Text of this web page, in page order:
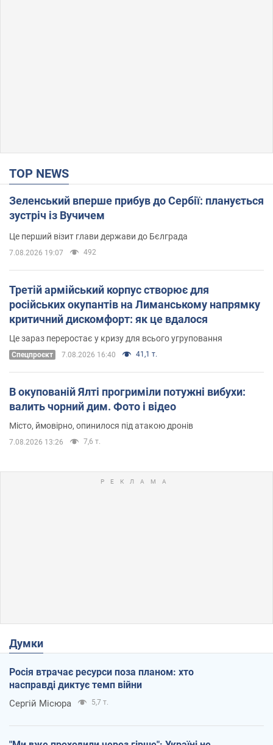
TOP NEWS
Зеленський вперше прибув до Сербії: планується
зустріч із Вучичем
Це перший візит глави держави до Бєлграда
7.08.2026 19:07 492
Третій армійський корпус створює для
російських окупантів на Лиманському напрямку
критичний дискомфорт: як це вдалося
Це зараз переростає у кризу для всього угруповання
Cпецпроєкт 7.08.2026 16:40 41,1 т.
В окупованій Ялті прогриміли потужні вибухи:
валить чорний дим. Фото і відео
Місто, ймовірно, опинилося під атакою дронів
7.08.2026 13:26 7,6 т.
Думки
Росія втрачає ресурси поза планом: хто
насправді диктує темп війни
Сергій Місюра 5,7 т.